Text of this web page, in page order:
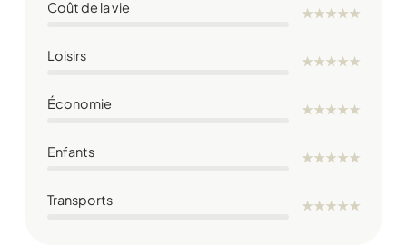
Coût de la vie ★★★★★
Loisirs ★★★★★
Économie ★★★★★
Enfants ★★★★★
Transports ★★★★★